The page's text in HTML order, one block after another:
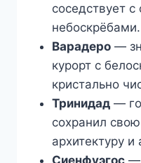
соседствует
небоскрёбами.
Варадеро—
курорт с
кристально
Тринидад—
сохранил
архитектуру и